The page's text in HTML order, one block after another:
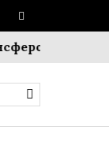
Пополнение в